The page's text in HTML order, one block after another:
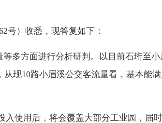
号）收悉，现答复如下：
多方面进行分析研判。以目前石珩至
现10路小眉溪公交客流量看，基本能
入使用后，将会覆盖大部分工业园，届